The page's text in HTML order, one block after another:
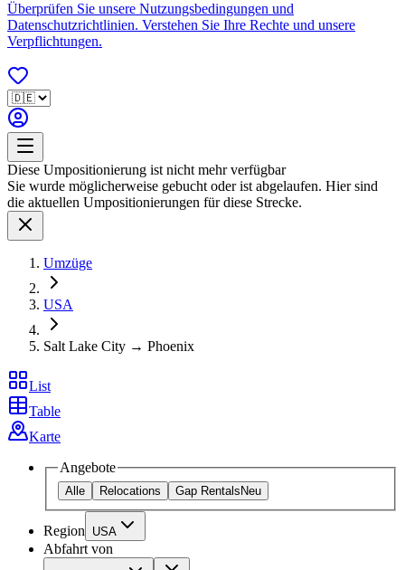
Überprüfen Sie unsere Nutzungsbedingungen und
Datenschutzrichtlinien. Verstehen Sie Ihre Rechte und unsere
Verpflichtungen.
Diese Umpositionierung ist nicht mehr verfügbar
Sie wurde möglicherweise gebucht oder ist abgelaufen. Hier sind
die aktuellen Umpositionierungen für diese Strecke.
Umzüge
USA
Salt Lake City → Phoenix
List
Table
Karte
Angebote
Alle Relocations Gap Rentals Neu
Region USA
Abfahrt von